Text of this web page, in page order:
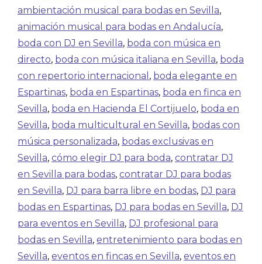
ambientación musical para bodas en Sevilla,
animación musical para bodas en Andalucía,
boda con DJ en Sevilla, boda con música en
directo, boda con música italiana en Sevilla, boda
con repertorio internacional , boda elegante en
Espartinas, boda en Espartinas, boda en finca en
Sevilla, boda en Hacienda El Cortijuelo, boda en
Sevilla, boda multicultural en Sevilla, bodas con
música personalizada, bodas exclusivas en
Sevilla, cómo elegir DJ para boda, contratar DJ
en Sevilla para bodas, contratar DJ para bodas
en Sevilla, DJ para barra libre en bodas, DJ para
bodas en Espartinas, DJ para bodas en Sevilla, DJ
para eventos en Sevilla, DJ profesional para
bodas en Sevilla, entretenimiento para bodas en
Sevilla, eventos en fincas en Sevilla, eventos en